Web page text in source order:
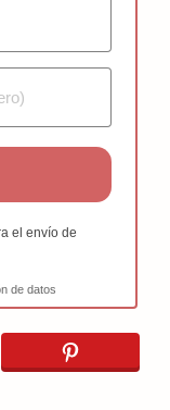
el envío de
de datos